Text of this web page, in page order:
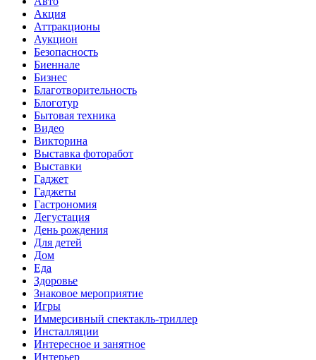
Акция
Аттракционы
Аукцион
Безопасность
Биеннале
Бизнес
Благотворительность
Блоготур
Бытовая техника
Видео
Викторина
Выставка фоторабот
Выставки
Гаджет
Гаджеты
Гастрономия
Дегустация
День рождения
Для детей
Дом
Еда
Здоровье
Знаковое мероприятие
Игры
Иммерсивный спектакль-триллер
Инсталляции
Интересное и занятное
Интерьер